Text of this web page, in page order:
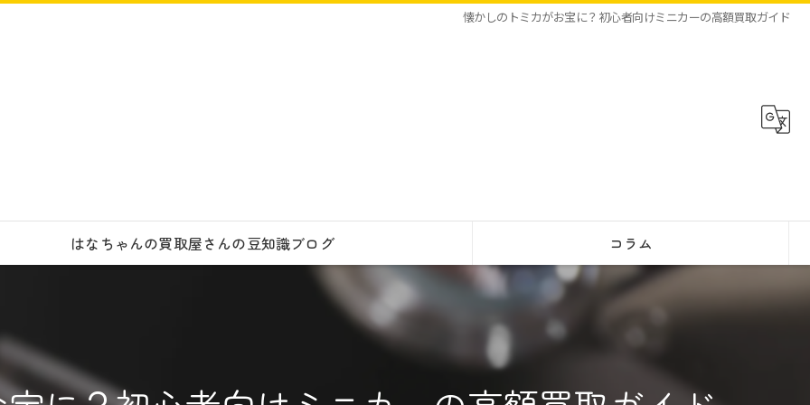
懐かしのトミカがお宝に？初心者向けミニカーの高額買取ガイド
はなちゃんの買取屋さんの豆知識ブログ コラム